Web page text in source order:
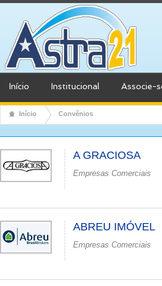
Início Institucional Associe-
Início Convênios
A GRACIOSA
Empresas Comerciais
ABREU IMÓVEL
Empresas Comerciais